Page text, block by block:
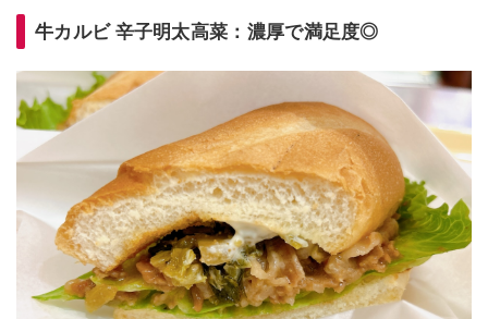
牛カルビ 辛子明太高菜：濃厚で満足度◎